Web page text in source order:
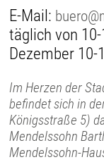
E-Mail:
täglich von
Dezember 10-
Im Herzen der
befindet sich in
Königsstraße 5)
Mendelssohn
Mendelssohn-